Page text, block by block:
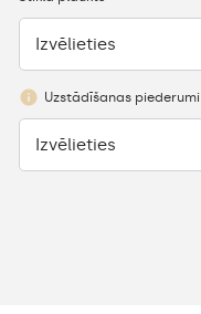
Trūkums
Izvēlieties
Uzstādīšanas piederumi
Nav
Izvēlieties